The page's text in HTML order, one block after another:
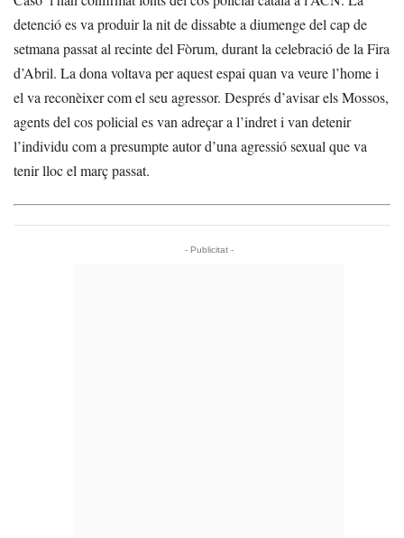
detenció es va produir la nit de dissabte a diumenge del cap de
setmana passat al recinte del Fòrum, durant la celebració de la Fira
d’Abril. La dona voltava per aquest espai quan va veure l’home i
el va reconèixer com el seu agressor. Després d’avisar els Mossos,
agents del cos policial es van adreçar a l’indret i van detenir
l’individu com a presumpte autor d’una agressió sexual que va
tenir lloc el març passat.
- Publicitat -